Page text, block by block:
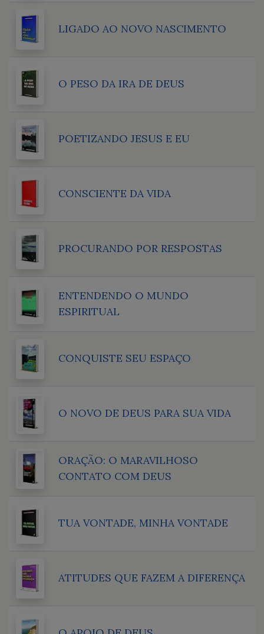
LIGADO AO NOVO NASCIMENTO
O PESO DA IRA DE DEUS
POETIZANDO JESUS E EU
CONSCIENTE DA VIDA
PROCURANDO POR RESPOSTAS
ENTENDENDO O MUNDO
ESPIRITUAL
CONQUISTE SEU ESPAÇO
O NOVO DE DEUS PARA SUA VIDA
ORAÇÃO: O MARAVILHOSO
CONTATO COM DEUS
TUA VONTADE, MINHA VONTADE
ATITUDES QUE FAZEM A DIFERENÇA